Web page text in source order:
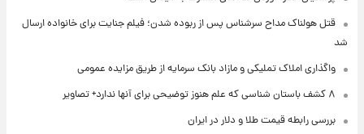
قتل هولناک مداح سرشناس پس از ربوده شدن؛ فیلم جنایت برای خانواده ارسال
شد
واگذاری املاک تملیکی و مازاد بانک سرمایه از طریق مزایده عمومی
۸ کشف باستان شناسی که علم هنوز توضیحی برای آنها ندارد+ تصاویر
بررسی رابطه قیمت طلا و دلار در ایران